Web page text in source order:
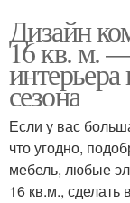
Дизайн
16 кв. м.
сезона
Если у вас
что угодно,
мебель, любые
16 кв.м., сделать